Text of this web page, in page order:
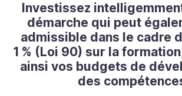
Investissez
démarche qui peut
admissible dans le cadre
1 % (Loi 90) sur la
ainsi vos budgets de
des